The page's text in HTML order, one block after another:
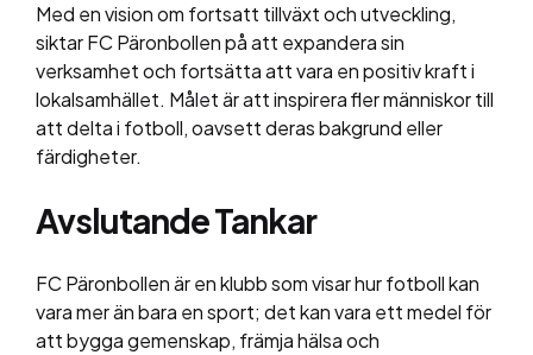
Med en vision om fortsatt tillväxt och utveckling,
siktar FC Päronbollen på att expandera sin
verksamhet och fortsätta att vara en positiv kraft i
lokalsamhället. Målet är att inspirera fler människor till
att delta i fotboll, oavsett deras bakgrund eller
färdigheter.
Avslutande Tankar
FC Päronbollen är en klubb som visar hur fotboll kan
vara mer än bara en sport; det kan vara ett medel för
att bygga gemenskap, främja hälsa och